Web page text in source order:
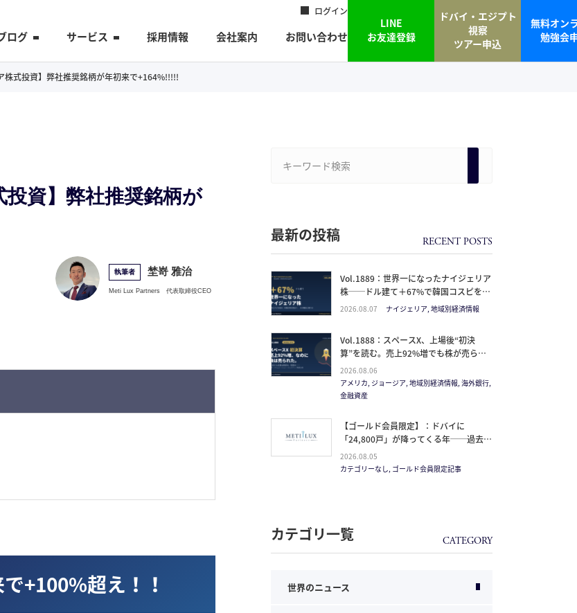
ログイン
ログ サービス 採用情報 会社案内 お問い合わせ
LINE
お友達登録
ドバイ・エジプト
視察
ツアー申込
無料オン
勉強会
株式投資】弊社推奨銘柄が年初来で+164%!!!!!
資】弊社推奨銘柄が
執筆者 埜嵜 雅治
Meti Lux Partners 代表取締役CEO
+100%超え！！
最新の投稿
Vol.1889：世界一になったナイジェリア
株──ドル建て＋67%で韓国コスピを抜
いた理由と、日本人の乗り方
2026.08.07 ナイジェリア, 地域別経済情報
Vol.1888：スペースX、上場後“初決
算”を読む。売上92%増でも株が売られ
た本当の理由と、1.5兆ドル企業の買い
方。
2026.08.06
アメリカ, ジョージア, 地域別経済情報, 海外銀行,
金融資産
【ゴールド会員限定】：ドバイに
「24,800戸」が降ってくる年──過去
20年で最大の引き渡しラッシュと、ミサ
イルが崩した“安全神話”。2027年の供給
2026.08.05
カテゴリーなし, ゴールド会員限定記事
カテゴリ一覧
世界のニュース